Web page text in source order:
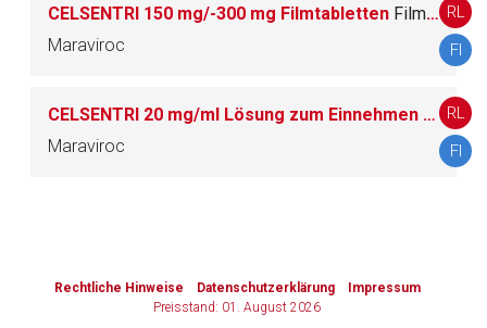
CELSENTRI 150 mg/-300 mg Filmtabletten Filmtablette
Maraviroc
RL
FI
CELSENTRI 20 mg/ml Lösung zum Einnehmen
Lösung
Maraviroc
RL
FI
Rechtliche Hinweise Datenschutzerklärung
Impressum
Preisstand: 01. August 2026